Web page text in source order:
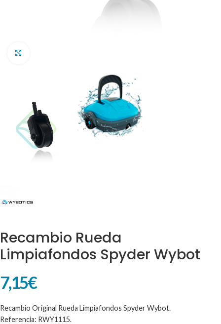
Recambio Rueda
Limpiafondos Spyder Wybot
7,15€
Recambio Original Rueda Limpiafondos Spyder Wybot.
Referencia: RWY1115.